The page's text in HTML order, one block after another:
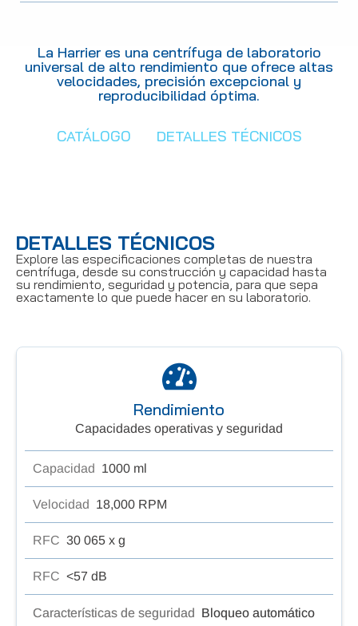
La Harrier es una centrífuga de laboratorio
universal de alto rendimiento que ofrece altas
velocidades, precisión excepcional y
reproducibilidad óptima.
CATÁLOGO DETALLES TÉCNICOS
DETALLES TÉCNICOS
Explore las especificaciones completas de nuestra
centrífuga, desde su construcción y capacidad hasta
su rendimiento, seguridad y potencia, para que sepa
exactamente lo que puede hacer en su laboratorio.
Rendimiento
Capacidades operativas y seguridad
Capacidad 1000 ml
Velocidad 18,000 RPM
RFC 30 065 x g
RFC <57 dB
Características de seguridad Bloqueo automático